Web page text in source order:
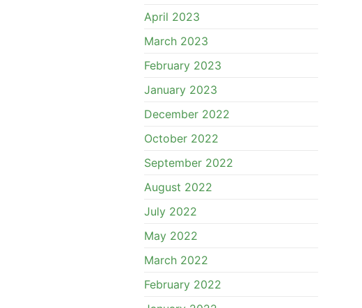
April 2023
March 2023
February 2023
January 2023
December 2022
October 2022
September 2022
August 2022
July 2022
May 2022
March 2022
February 2022